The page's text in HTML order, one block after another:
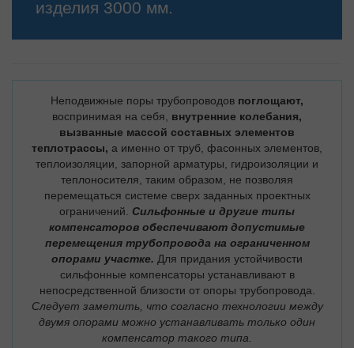
изделия 3000 мм.
Неподвижные поры трубопроводов поглощают,
воспринимая на себя, внутренние колебания,
вызванные массой составных элементов
теплотрассы, а именно от труб, фасонных элементов,
теплоизоляции, запорной арматуры, гидроизоляции и
теплоносителя, таким образом, не позволяя
перемещаться системе сверх заданных проектных
ограничений. Сильфонные и другие типы
компенсаторов обеспечивают допустимые
перемещения трубопровода на ограниченном
опорами участке. Для придания устойчивости
сильфонные компенсаторы устанавливают в
непосредственной близости от опоры трубопровода.
Следует заметить, что согласно технологии между
двумя опорами можно устанавливать только один
компенсатор такого типа.